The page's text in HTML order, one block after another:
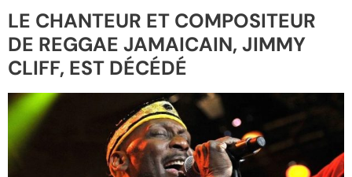
LE CHANTEUR ET COMPOSITEUR
DE REGGAE JAMAICAIN, JIMMY
CLIFF, EST DÉCÉDÉ